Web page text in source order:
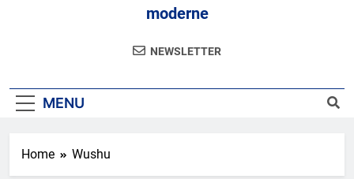
moderne
NEWSLETTER
MENU
Home Wushu